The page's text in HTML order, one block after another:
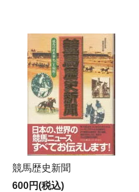
競馬歴史新聞
600円(税込)